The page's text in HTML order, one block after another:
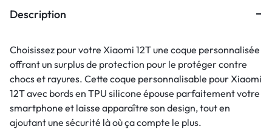
Description
Choisissez pour votre Xiaomi 12T une coque personnalisée
offrant un surplus de protection pour le protéger contre
chocs et rayures. Cette coque personnalisable pour Xiaomi
12T avec bords en TPU silicone épouse parfaitement votre
smartphone et laisse apparaître son design, tout en
ajoutant une sécurité là où ça compte le plus.